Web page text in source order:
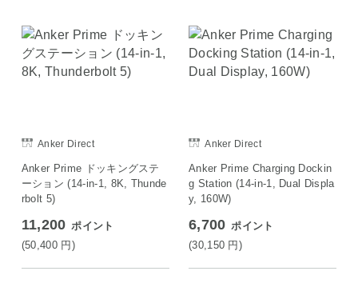
Anker Direct
Anker Prime ドッキングステ
ーション (14-in-1, 8K, Thunde
rbolt 5)
11,200 ポイント
(50,400 円 )
Anker Direct
Anker Prime Charging Dockin
g Station (14-in-1, Dual Displa
y, 160W)
6,700 ポイント
(30,150 円 )